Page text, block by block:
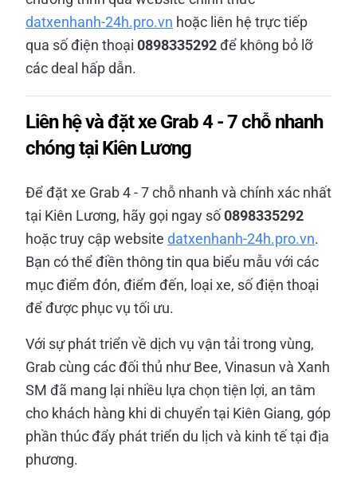
datxenhanh-24h.pro.vn hoặc liên hệ trực tiếp
qua số điện thoại 0898335292để không bỏ lỡ
các deal hấp dẫn.
Liên hệ và đặt xe Grab 4 - 7 chỗ nhanh
chóng tại Kiên Lương
Để đặt xe Grab 4 - 7 chỗ nhanh và chính xác nhất
tại Kiên Lương, hãy gọi ngay số0898335292
hoặc truy cập website datxenhanh-24h.pro.vn.
Bạn có thể điền thông tin qua biểu mẫu với các
mục điểm đón, điểm đến, loại xe, số điện thoại
để được phục vụ tối ưu.
Với sự phát triển về dịch vụ vận tải trong vùng,
Grab cùng các đối thủ như Bee, Vinasun và Xanh
SM đã mang lại nhiều lựa chọn tiện lợi, an tâm
cho khách hàng khi di chuyển tại Kiên Giang, góp
phần thúc đẩy phát triển du lịch và kinh tế tại địa
phương.